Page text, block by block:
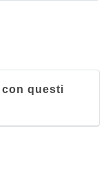
questi